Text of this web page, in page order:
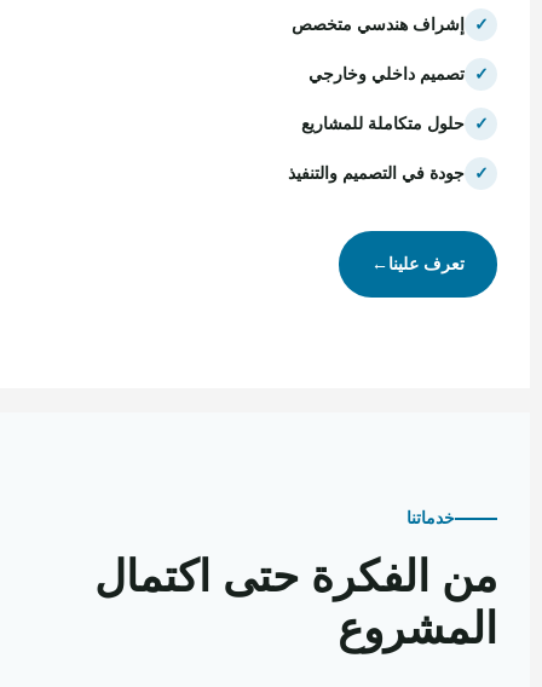
✓ إشراف هندسي متخصص
✓ تصميم داخلي وخارجي
✓ حلول متكاملة للمشاريع
✓ جودة في التصميم والتنفيذ
تعرف علينا←
خدماتنا
من الفكرة حتى اكتمال
المشروع